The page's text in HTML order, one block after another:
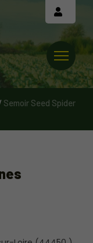
Semoir Seed Spider